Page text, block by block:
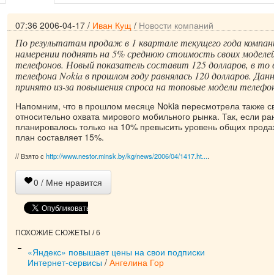
07:36 2006-04-17 / Иван Кущ / Новости компаний
По результатам продаж в 1 квартале текущего года
намерении поднять на 5% среднюю стоимость своих
телефонов. Новый показатель составит 125 долларов, в то
телефона Nokia в прошлом году равнялась 120 долларов.
принято из-за повышения спроса на топовые модели
Напомним, что в прошлом месяце Nokia пересмотрела также
относительно охвата мирового мобильного рынка. Так, если
планировалось только на 10% превысить уровень общих
план составляет 15%.
// Взято с http://www.nestor.minsk.by/kg/news/2006/04/1417.ht....
0 / Мне нравится
ПОХОЖИЕ СЮЖЕТЫ / 6
«Яндекс» повышает цены на свои подписки
Интернет-сервисы / Ангелина Гор